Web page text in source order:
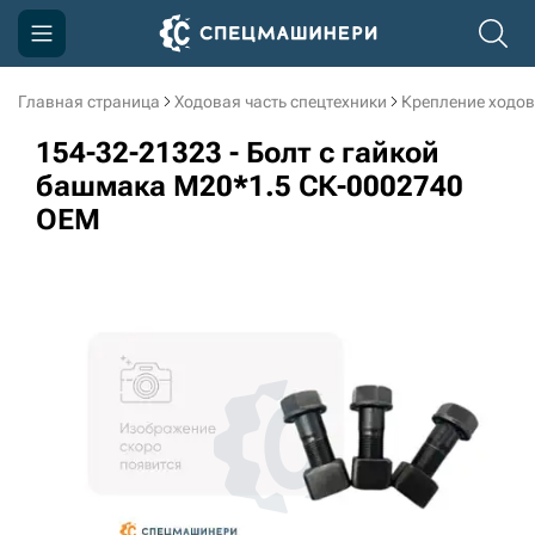
Главная страница Ходовая часть спецтехники Крепление
154-32-21323 - Болт с гайкой
башмака M20*1.5 СК-0002740
OEM
Компания
Акции
Доставка и оплата
3D тур по производству